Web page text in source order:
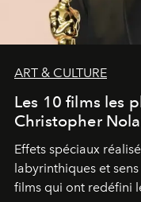
ART & CULTURE
Les 10 films les
Christopher
Effets spéciaux
labyrinthiques et
films qui ont redéfini